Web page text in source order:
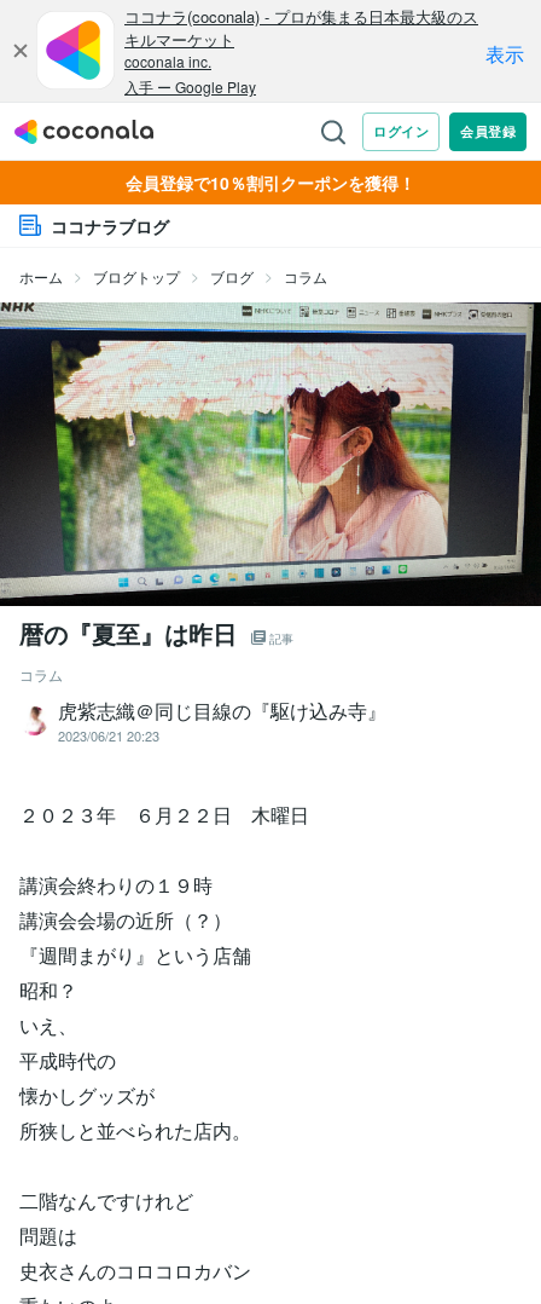
会員登録で10％割引クーポンを獲得！
ココナラブログ
ホーム ブログトップ ブログ コラム
暦の『夏至』は昨日 記事
コラム
虎紫志織＠同じ目線の『駆け込み寺』
2023/06/21 20:23
２０２３年 ６月２２日 木曜日
講演会終わりの１９時
講演会会場の近所（？）
『週間まがり』という店舗
昭和？
いえ、
平成時代の
懐かしグッズが
所狭しと並べられた店内。
二階なんですけれど
問題は
史衣さんのコロコロカバン